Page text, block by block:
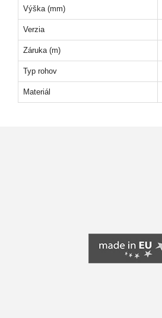
Výška (mm)
Verzia
Záruka (m)
Typ rohov
Materiál